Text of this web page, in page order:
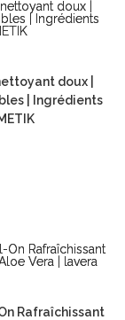
doux |
| Ingrédients
Rafraîchissant